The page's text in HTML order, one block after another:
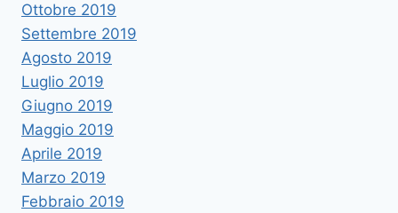
Ottobre 2019
Settembre 2019
Agosto 2019
Luglio 2019
Giugno 2019
Maggio 2019
Aprile 2019
Marzo 2019
Febbraio 2019